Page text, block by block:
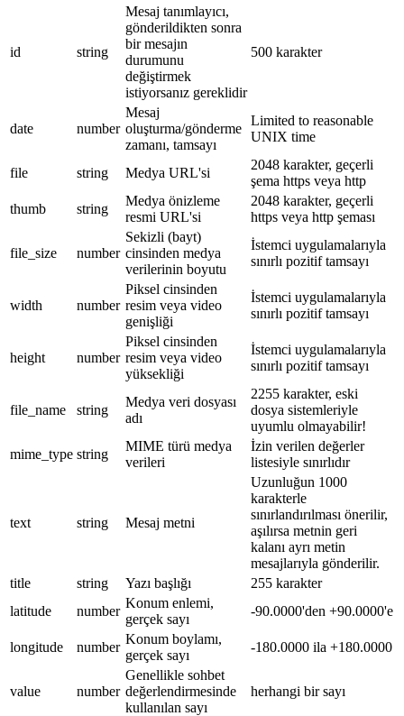
id string
Mesaj tanımlayıcı,
gönderildikten sonra
bir mesajın
durumunu
değiştirmek
istiyorsanız gereklidir
500 karakter
date number
Mesaj
oluşturma/gönderme
zamanı, tamsayı
Limited to reasonable
UNIX time
file string Medya URL'si
2048 karakter, geçerli
şema https veya http
thumb
string
Medya önizleme
resmi URL'si
2048 karakter, geçerli
https veya http şeması
file_size number
Sekizli (bayt)
cinsinden medya
verilerinin boyutu
İstemci uygulamalarıyla
sınırlı pozitif tamsayı
width number
Piksel cinsinden
resim veya video
genişliği
İstemci uygulamalarıyla
sınırlı pozitif tamsayı
height number
Piksel cinsinden
resim veya video
yüksekliği
İstemci uygulamalarıyla
sınırlı pozitif tamsayı
file_name string
Medya veri dosyası
adı
2255 karakter, eski
dosya sistemleriyle
uyumlu olmayabilir!
mime_type string
MIME türü medya
verileri
İzin verilen değerler
listesiyle sınırlıdır
text string Mesaj metni
Uzunluğun 1000
karakterle
sınırlandırılması önerilir,
aşılırsa metnin geri
kalanı ayrı metin
mesajlarıyla gönderilir.
title
string Yazı başlığı
255 karakter
latitude
number
Konum enlemi,
gerçek sayı
-90.0000'den +90.0000'e
longitude number
Konum boylamı,
gerçek sayı
-180.0000 ila +180.0000
value number
Genellikle sohbet
değerlendirmesinde
kullanılan sayı
herhangi bir sayı